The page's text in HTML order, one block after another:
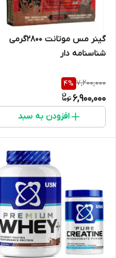
گینر مس موتانت ۲۸۰۰گرمی
شناسنامه دار
7,200,000
4%
6,900,000
افزودن به سبد